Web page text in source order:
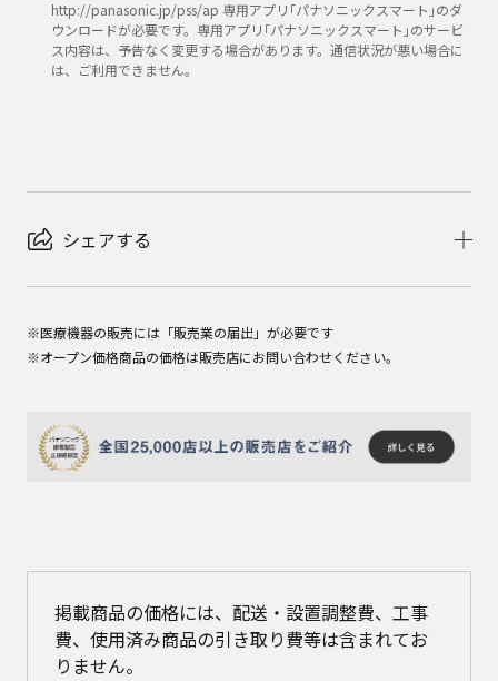
http://panasonic.jp/pss/ap 専用アプリ｢パナソニックスマート｣のダ
ウンロードが必要です。専用アプリ｢パナソニックスマート｣のサービ
ス内容は、予告なく変更する場合があります。通信状況が悪い場合に
は、ご利用できません。
シェアする
※医療機器の販売には「販売業の届出」が必要です
※オープン価格商品の価格は販売店にお問い合わせください。
掲載商品の価格には、配送・設置調整費、工事
費、使用済み商品の引き取り費等は含まれてお
りません。